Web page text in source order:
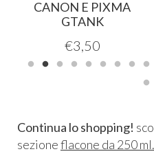
CANON E PIXMA
GTANK
€3,50
Continua lo shopping!
sezioneflacone da 250 ml.